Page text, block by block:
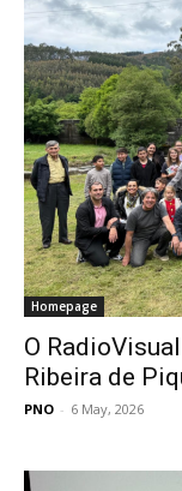
Homepage
O
Ribeira de
PNO - 6 May, 2026